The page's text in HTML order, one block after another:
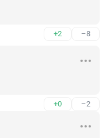
+2 –8
+0 –2